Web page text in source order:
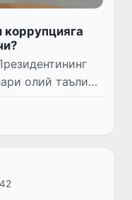
коррупцияга
олий таълим
соҳа вакиллари
би...